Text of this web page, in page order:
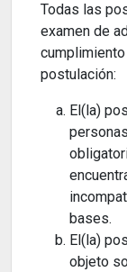
Todas las
examen de
postulación:
El(la)
bases.
El(la)
objeto